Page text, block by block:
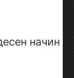
начин